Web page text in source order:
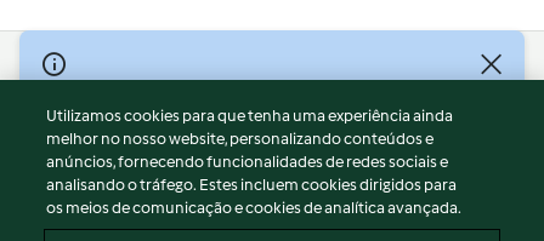
© Copyright 2026
Termos de Utilização
Aviso sobre Proteção de Dados
Aviso
Apoio legal
Utilizamos cookies para que tenha uma experiência ainda
melhor no nosso website, personalizando conteúdos e
anúncios, fornecendo funcionalidades de redes sociais e
analisando o tráfego. Estes incluem cookies dirigidos para
os meios de comunicação e cookies de analítica avançada.